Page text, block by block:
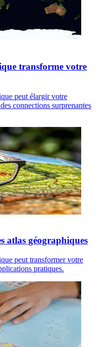
transforme votre
peut élargir votre
connections surprenantes
atlas géographiques
peut transformer votre
pratiques.